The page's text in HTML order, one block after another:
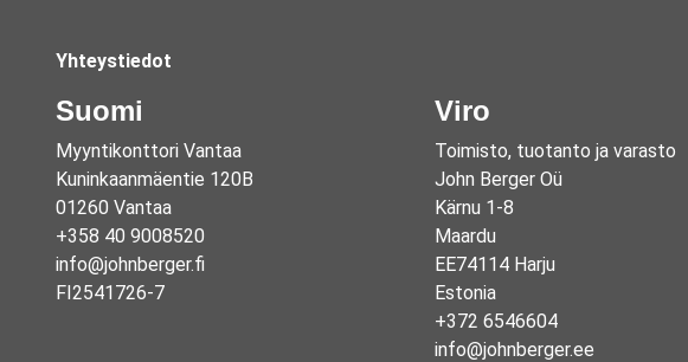
Yhteystiedot
Suomi
Myyntikonttori Vantaa
Kuninkaanmäentie 120B
01260 Vantaa
+358 40 9008520
info@johnberger.fi
FI2541726-7
Viro
Toimisto, tuotanto ja varasto
John Berger Oü
Kärnu 1-8
Maardu
EE74114 Harju
Estonia
+372 6546604
info@johnberger.ee